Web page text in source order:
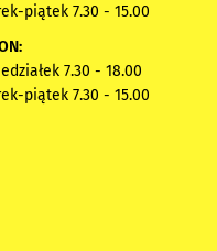
piątek 7.30 - 15.00
7.30 - 18.00
piątek 7.30 - 15.00